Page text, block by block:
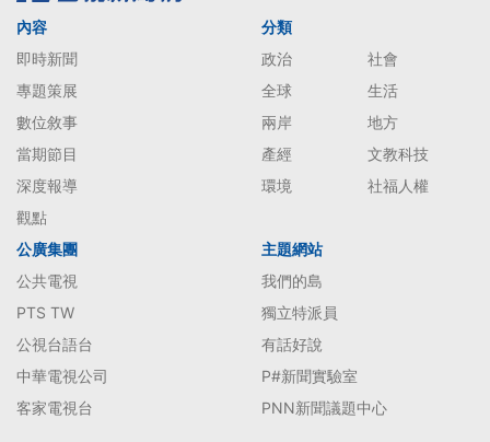
內容
即時新聞
專題策展
數位敘事
當期節目
深度報導
觀點
分類
政治
社會
全球
生活
兩岸
地方
產經
文教科技
環境
社福人權
公廣集團
公共電視
PTS TW
公視台語台
中華電視公司
客家電視台
主題網站
我們的島
獨立特派員
有話好說
P#新聞實驗室
PNN新聞議題中心